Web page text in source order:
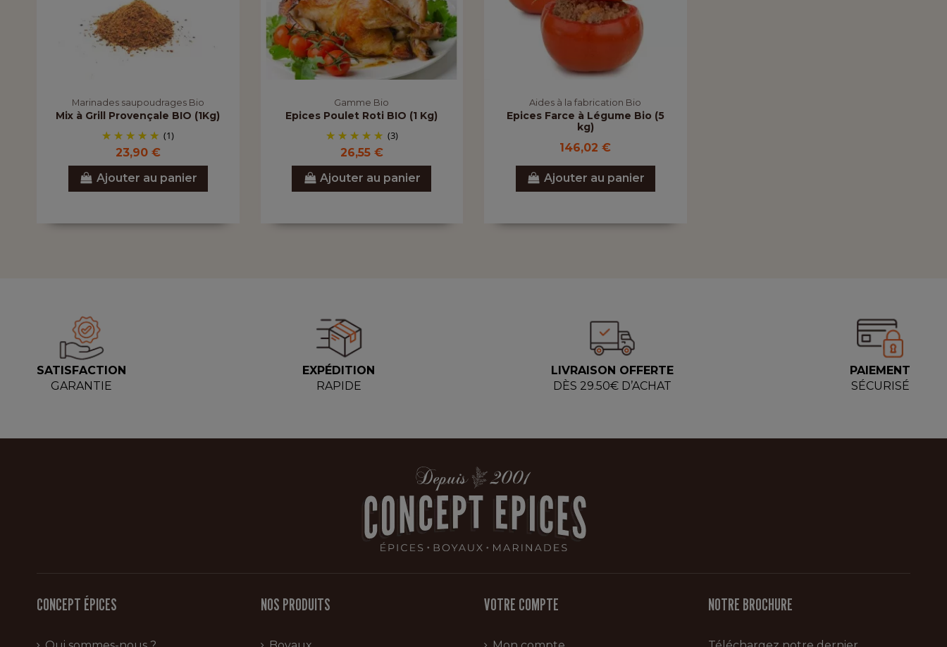
Marinades saupoudrages Bio
Mix à Grill Provençale BIO (1Kg)
(1)
23,90 €
Ajouter au panier
Gamme Bio
Epices Poulet Roti BIO (1 Kg)
(3)
26,55 €
Ajouter au panier
Aides à la fabrication Bio
Epices Farce à Légume Bio (5
kg)
146,02 €
Ajouter au panier
SATISFACTION
GARANTIE
EXPÉDITION
RAPIDE
LIVRAISON OFFERTE
DÈS 29.50€ D’ACHAT
PAIEMENT
SÉCURISÉ
CONCEPT ÉPICES NOS PRODUITS VOTRE COMPTE NOTRE BROCHURE